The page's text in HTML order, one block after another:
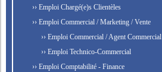
›› Emploi Chargé(e)s Clientèles
›› Emploi Commercial / Marketing / Vente
›› Emploi Commercial / Agent Commercial
›› Emploi Technico-Commercial
›› Emploi Comptabilité - Finance